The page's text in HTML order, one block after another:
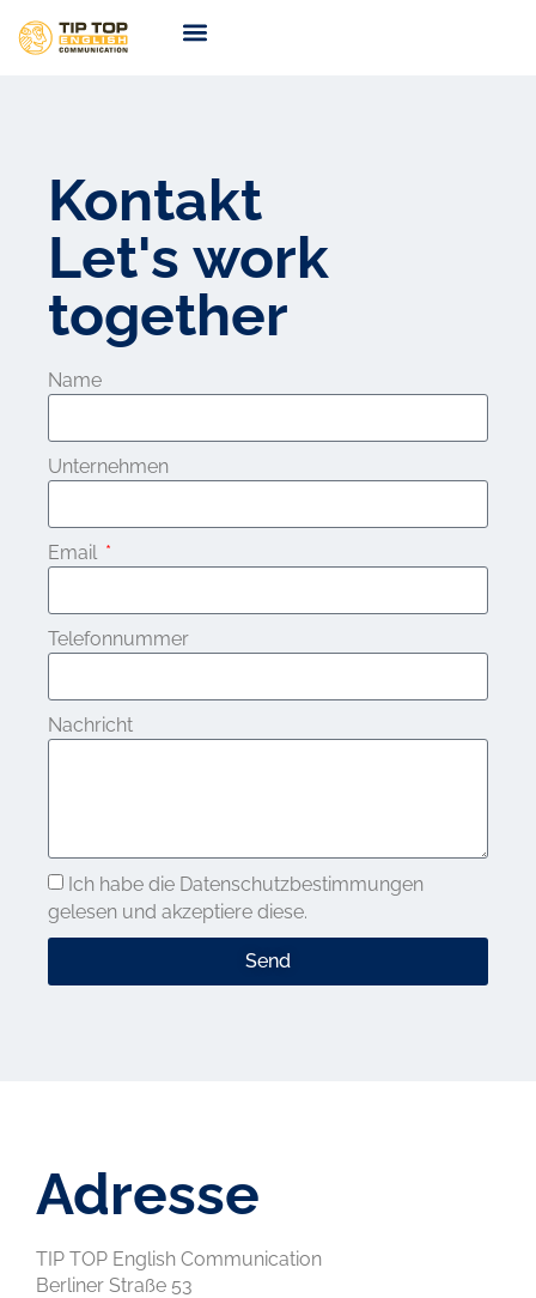
Kontakt
Let's work
together
Name
Unternehmen
Email
Telefonnummer
Nachricht
Ich habe die Datenschutzbestimmungen
gelesen und akzeptiere diese.
Send
Adresse
TIP TOP English Communication
Berliner Straße 53